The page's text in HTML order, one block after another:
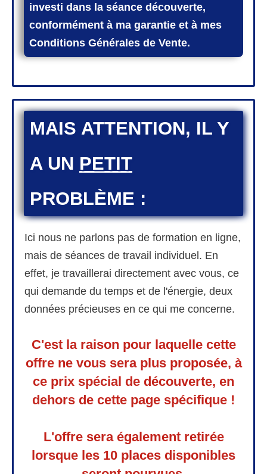
investi dans la séance découverte,
conformément à ma garantie et à mes
Conditions Générales de Vente.
​MAIS ATTENTION, IL Y
A UN PETIT
PROBLÈME :
Ici nous ne parlons pas de formation en ligne,
mais de séances de travail individuel. En
effet, je travaillerai directement avec vous, ce
qui demande du temps et de l'énergie, deux
données précieuses en ce qui me concerne.
C'est la raison pour laquelle cette
offre ne vous sera plus proposée, à
ce prix spécial de découverte, en
dehors de cette page spécifique !
L'offre sera également retirée
lorsque les 10 places disponibles